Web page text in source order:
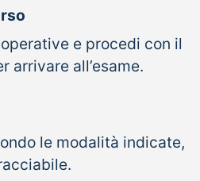
e procedi con il
arrivare all’esame.
le modalità indicate,